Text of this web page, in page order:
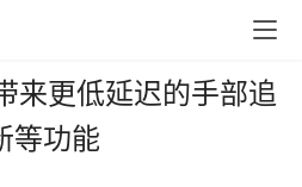
来更低延迟的手部追
等功能